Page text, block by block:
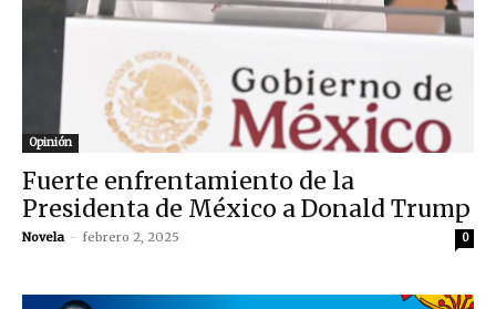
Opinión
Fuerte enfrentamiento de la
Presidenta de México a Donald Trump
Novela - febrero 2, 2025 0